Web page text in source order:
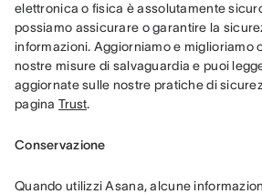
elettronica o fisica è assolutamente
possiamo assicurare o garantire la
informazioni. Aggiorniamo e miglioriamo
nostre misure di salvaguardia e puoi
aggiornate sulle nostre pratiche di
pagina Trust.
Conservazione
Quando utilizzi Asana, alcune